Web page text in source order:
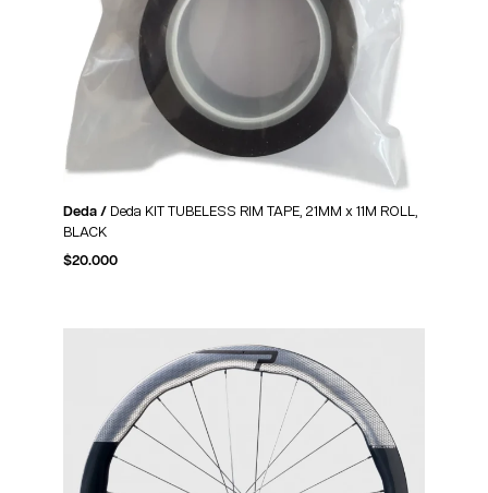
Deda / Deda KIT TUBELESS RIM TAPE, 21MM x 11M ROLL,
BLACK
$20.000